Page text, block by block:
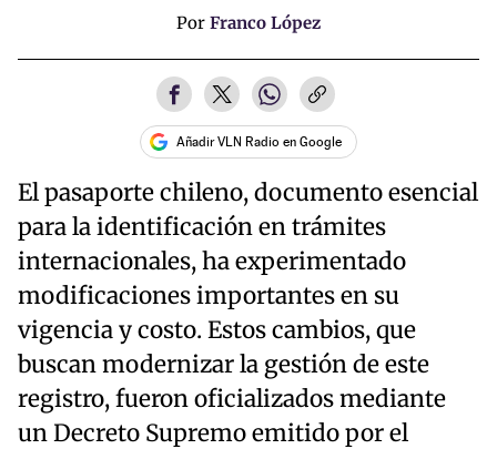
Por Franco López
Añadir VLN Radio en Google
El pasaporte chileno, documento esencial
para la identificación en trámites
internacionales, ha experimentado
modificaciones importantes en su
vigencia y costo. Estos cambios, que
buscan modernizar la gestión de este
registro, fueron oficializados mediante
un Decreto Supremo emitido por el